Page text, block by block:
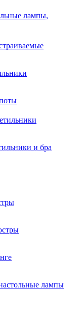
лампы,
и бра
лампы